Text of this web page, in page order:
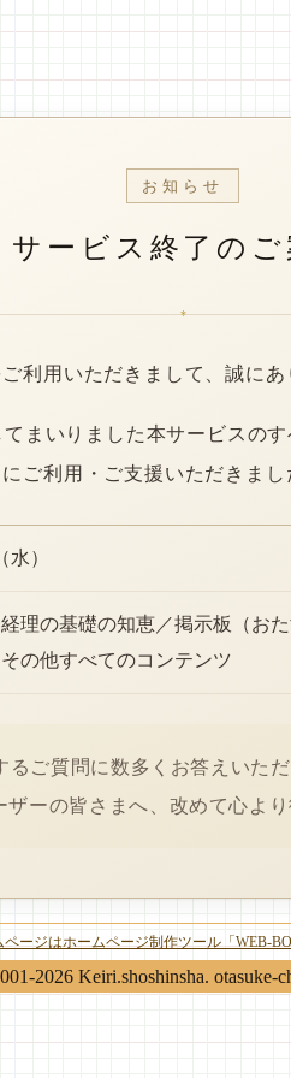
お知らせ
サービス終了のご
*
利用いただきまして、誠にあ
まいりました本サービスの
ご利用・ご支援いただきま
水）
理の基礎の知恵／掲示板（お
の他すべてのコンテンツ
るご質問に数多くお答えいた
ーの皆さまへ、改めて心より
ページはホームページ制作ツール「WEB-
2026 Keiri.shoshinsha. otasuke-